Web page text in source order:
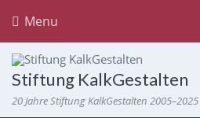
Menu
Stiftung KalkGestalten
20 Jahre Stiftung KalkGestalten 2005–2025